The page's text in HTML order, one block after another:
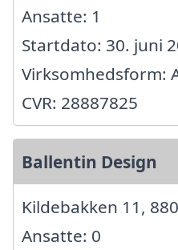
Ansatte: 1
Startdato: 30. juni
Virksomhedsform:
CVR: 28887825
Ballentin Design
Kildebakken 11,
Ansatte: 0